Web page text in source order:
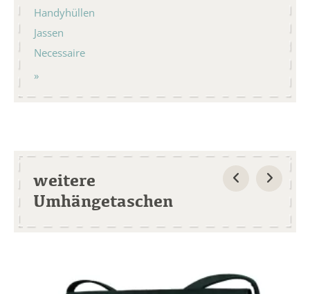
Handyhüllen
Jassen
Necessaire
weitere
Umhängetaschen